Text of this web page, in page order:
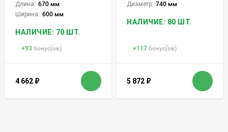
Длина: 670 мм
Ширина: 600 мм
НАЛИЧИЕ: 70 ШТ.
+93 бонус(ов)
4 662 ₽
Диаметр: 740 мм
НАЛИЧИЕ: 80 ШТ.
+117 бонус(ов)
5 872 ₽